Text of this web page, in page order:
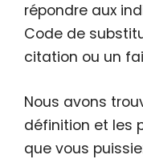
répondre aux
Code de
citation ou un
Nous avons
définition et les
que vous